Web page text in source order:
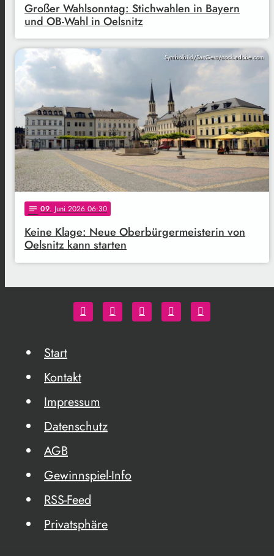
Großer Wahlsonntag: Stichwahlen in Bayern
und OB-Wahl in Oelsnitz
Symbolbild/SanGero/stock.adobe.com
notes 09. Juni 2026 06:30
Keine Klage: Neue Oberbürgermeisterin von
Oelsnitz kann starten
Start
Kontakt
Impressum
Datenschutz
AGB
Gewinnspiel-Info
RSS-Feed
Privatsphäre